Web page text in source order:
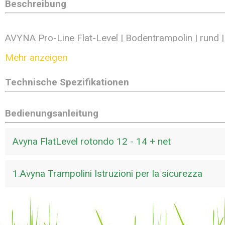
Beschreibung
AVYNA Pro-Line Flat-Level | Bodentrampolin | rund
schwarz
Avyna Pro-Line FlatLevel Bodentrampolin 14 ø430
Avyna-Trampoline werden seit Jahrzehnten aus
Stahl hergestellt und in ihrer Fabrik in Vietnam
Sicherheitsanforderungen und sind als die Besten
unmöglich ist. Nicht umsonst bietet Avyna eine
die Trampolinrahmen.
Mehr anzeigen
Technische Spezifikationen
Bedienungsanleitung
Avyna FlatLevel rotondo 12 - 14 + net
1.Avyna Trampolini Istruzioni per la sicurezza